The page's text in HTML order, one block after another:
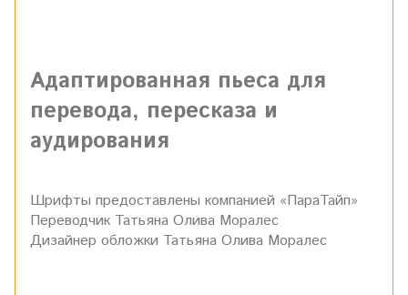
Адаптированная пьеса для
перевода, пересказа и
аудирования
Шрифты предоставлены компанией «ПараТайп»
Переводчик Татьяна Олива Моралес
Дизайнер обложки Татьяна Олива Моралес